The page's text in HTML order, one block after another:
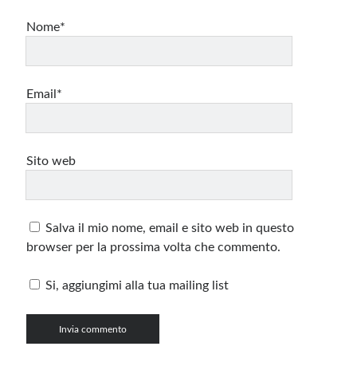
Nome*
Email*
Sito web
Salva il mio nome, email e sito web in questo
browser per la prossima volta che commento.
Si, aggiungimi alla tua mailing list